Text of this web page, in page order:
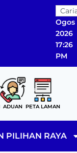
08
Ogos
2026
17:26
PM
ADUAN PETA LAMAN
PILIHAN RAYA